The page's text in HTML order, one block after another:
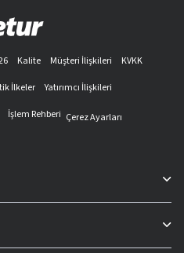
Kalite Müşteri İlişkileri
KVKK
İlkeler
Yatırımcı İlişkileri
İşlem Rehberi Çerez Ayarları